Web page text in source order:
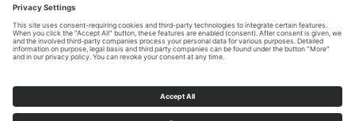
Rothaarsteigverein e. V. Im Ohle 12 57392 Schmallenberg
Rothaarsteigverein e. V.